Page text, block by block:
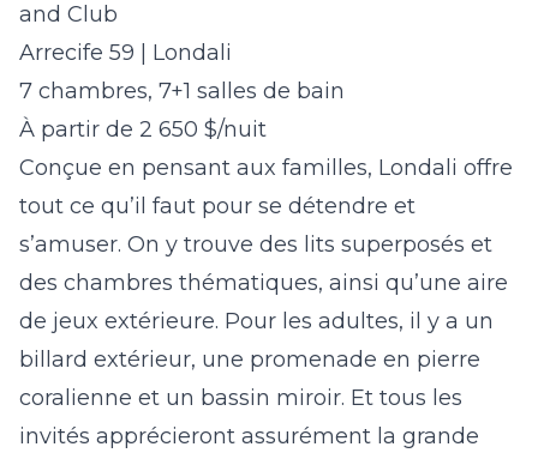
and Club
Arrecife 59 | Londali
7 chambres, 7+1 salles de bain
À partir de 2 650 $/nuit
Conçue en pensant aux familles, Londali offre
tout ce qu’il faut pour se détendre et
s’amuser. On y trouve des lits superposés et
des chambres thématiques, ainsi qu’une aire
de jeux extérieure. Pour les adultes, il y a un
billard extérieur, une promenade en pierre
coralienne et un bassin miroir. Et tous les
invités apprécieront assurément la grande